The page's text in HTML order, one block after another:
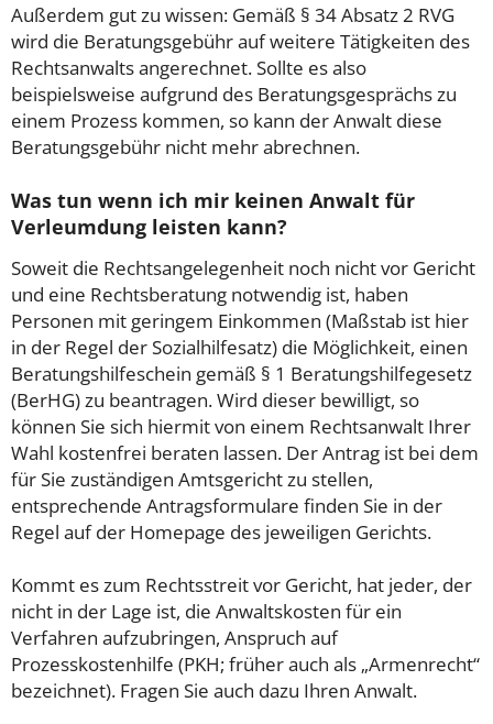
Außerdem gut zu wissen: Gemäß § 34 Absatz 2 RVG
wird die Beratungsgebühr auf weitere Tätigkeiten des
Rechtsanwalts angerechnet. Sollte es also
beispielsweise aufgrund des Beratungsgesprächs zu
einem Prozess kommen, so kann der Anwalt diese
Beratungsgebühr nicht mehr abrechnen.
Was tun wenn ich mir keinen Anwalt für
Verleumdung leisten kann?
Soweit die Rechtsangelegenheit noch nicht vor Gericht
und eine Rechtsberatung notwendig ist, haben
Personen mit geringem Einkommen (Maßstab ist hier
in der Regel der Sozialhilfesatz) die Möglichkeit, einen
Beratungshilfeschein gemäß § 1 Beratungshilfegesetz
(BerHG) zu beantragen. Wird dieser bewilligt, so
können Sie sich hiermit von einem Rechtsanwalt Ihrer
Wahl kostenfrei beraten lassen. Der Antrag ist bei dem
für Sie zuständigen Amtsgericht zu stellen,
entsprechende Antragsformulare finden Sie in der
Regel auf der Homepage des jeweiligen Gerichts.
Kommt es zum Rechtsstreit vor Gericht, hat jeder, der
nicht in der Lage ist, die Anwaltskosten für ein
Verfahren aufzubringen, Anspruch auf
Prozesskostenhilfe (PKH; früher auch als „Armenrecht“
bezeichnet). Fragen Sie auch dazu Ihren Anwalt.